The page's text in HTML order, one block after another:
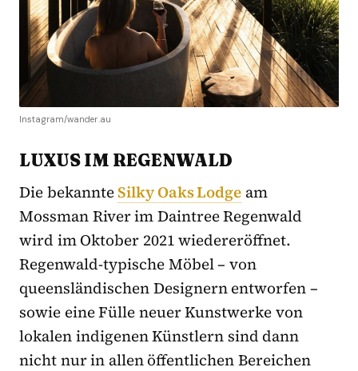
Instagram/wander.au
LUXUS IM REGENWALD
Die bekannteSilky Oaks Lodge am
Mossman River im Daintree Regenwald
wird im Oktober 2021 wiedereröffnet.
Regenwald-typische Möbel – von
queensländischen Designern entworfen –
sowie eine Fülle neuer Kunstwerke von
lokalen indigenen Künstlern sind dann
nicht nur in allen öffentlichen Bereichen